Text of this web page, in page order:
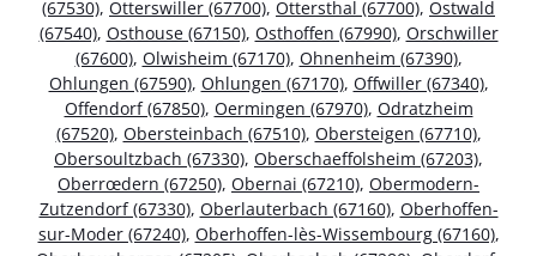
(67530), Otterswiller (67700), Ottersthal (67700), Ostwald
(67540), Osthouse (67150), Osthoffen (67990), Orschwiller
(67600), Olwisheim (67170), Ohnenheim (67390),
Ohlungen (67590), Ohlungen (67170), Offwiller (67340),
Offendorf (67850), Oermingen (67970), Odratzheim
(67520), Obersteinbach (67510), Obersteigen (67710),
Obersoultzbach (67330), Oberschaeffolsheim (67203),
Oberrœdern (67250), Obernai (67210), Obermodern-
Zutzendorf (67330), Oberlauterbach (67160), Oberhoffen-
sur-Moder (67240), Oberhoffen-lès-Wissembourg (67160),